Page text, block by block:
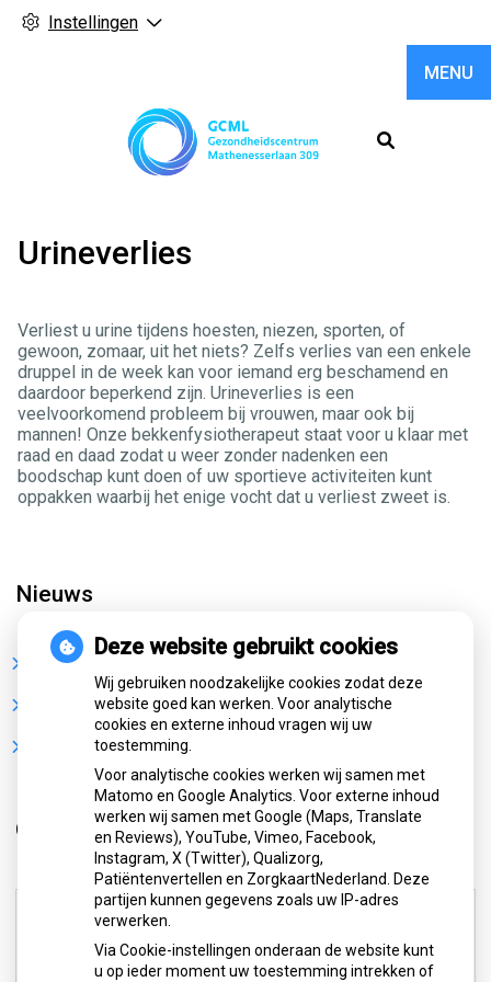
Instellingen
MENU
Urineverlies
Verliest u urine tijdens hoesten, niezen, sporten, of
gewoon, zomaar, uit het niets? Zelfs verlies van een enkele
druppel in de week kan voor iemand erg beschamend en
daardoor beperkend zijn. Urineverlies is een
veelvoorkomend probleem bij vrouwen, maar ook bij
mannen! Onze bekkenfysiotherapeut staat voor u klaar met
raad en daad zodat u weer zonder nadenken een
boodschap kunt doen of uw sportieve activiteiten kunt
oppakken waarbij het enige vocht dat u verliest zweet is.
Nieuws
Sterke buikspieren zonder sportschool? Deze 7
activiteiten doen het werk stiekem voor jou
CZ vergoedt zorg van twee gespecialiseerde
revalidatieartsen niet meer
De sleutel tot blijvend afvallen? Dat doe je volgens
onderzoek veel effectiever samen
Openingstijden
Maandag:
07.30 - 18.00
Woensdag:
08.00 - 18.00
Deze website gebruikt cookies
Wij gebruiken noodzakelijke cookies zodat deze
website goed kan werken. Voor analytische
cookies en externe inhoud vragen wij uw
toestemming.
Voor analytische cookies werken wij samen met
Matomo en Google Analytics. Voor externe inhoud
werken wij samen met Google (Maps, Translate
en Reviews), YouTube, Vimeo, Facebook,
Instagram, X (Twitter), Qualizorg,
Patiëntenvertellen en ZorgkaartNederland. Deze
partijen kunnen gegevens zoals uw IP-adres
verwerken.
Via Cookie-instellingen onderaan de website kunt
u op ieder moment uw toestemming intrekken of